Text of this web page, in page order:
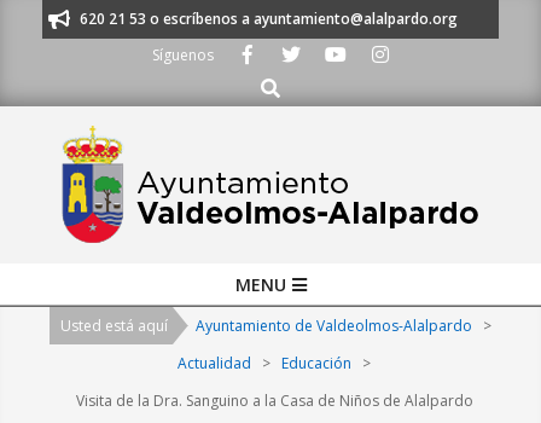
al 91 620 21 53 o escríbenos a ayuntamiento@alalpardo.org
Síguenos
Buscar
Navigation
MENU
Usted está aquí Ayuntamiento de Valdeolmos-Alalpardo
>
Actualidad
> Educación
>
Visita de la Dra. Sanguino a la Casa de Niños de Alalpardo